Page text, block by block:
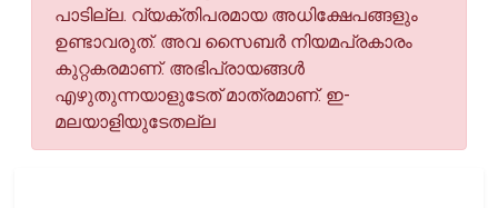
പാടില്ല. വ്യക്തിപരമായ അധിക്ഷേപങ്ങളും
ഉണ്ടാവരുത്. അവ സൈബര്‍ നിയമപ്രകാരം
കുറ്റകരമാണ്. അഭിപ്രായങ്ങള്‍
എഴുതുന്നയാളുടേത് മാത്രമാണ്. ഇ-
മലയാളിയുടേതല്ല